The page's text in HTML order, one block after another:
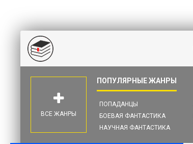
ПОПАДАНЦЫ
БОЕВАЯ ФАНТАСТИКА
НАУЧНАЯ ФАНТАСТИКА
ВСЕ ЖАНРЫ